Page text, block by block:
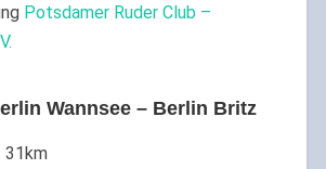
Potsdamer Ruder Club –
Wannsee – Berlin Britz
31km